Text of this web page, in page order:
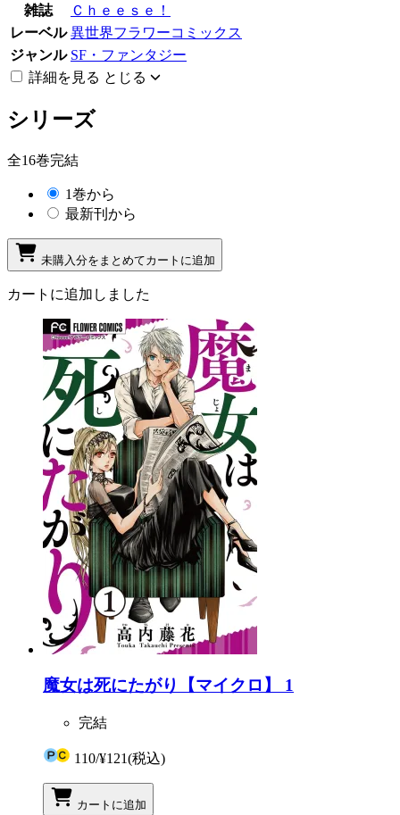
雑誌
Ｃｈｅｅｓｅ！
レーベル 異世界フラワーコミックス
ジャンル SF・ファンタジー
詳細を見る とじる
シリーズ
全16巻完結
1巻から
最新刊から
未購入分をまとめてカートに追加
カートに追加しました
魔女は死にたがり【マイクロ】 1
完結
110/¥121(税込)
カートに追加